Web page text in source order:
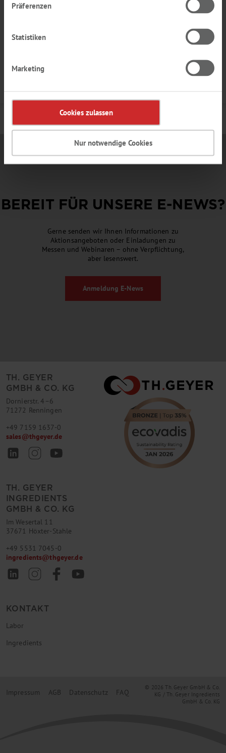
Präferenzen
Statistiken
Marketing
Cookies zulassen
Nur notwendige Cookies
reif, fruchtig, saftig, blumig
BEREIT FÜR UNSERE E-NEWS?
Gerne senden wir Ihnen Informationen zu
Aktionsangeboten oder Einladungen zu
Messen und Webinaren – ohne Verpflichtung,
aber lesenswert.
Anmeldung E-News
TH. GEYER
GMBH & CO. KG
Dornierstr. 4–6
71272 Renningen
+49 7159 1637-0
sales@thgeyer.de
TH. GEYER
INGREDIENTS
GMBH & CO. KG
Im Wesertal 11
37671 Höxter-Stahle
+49 5531 7045-0
ingredients@thgeyer.de
KONTAKT
Labor
Ingredients
Impressum AGB Datenschutz FAQ
© 2026 Th. Geyer GmbH & Co.
KG / Th. Geyer Ingredients
GmbH & Co. KG